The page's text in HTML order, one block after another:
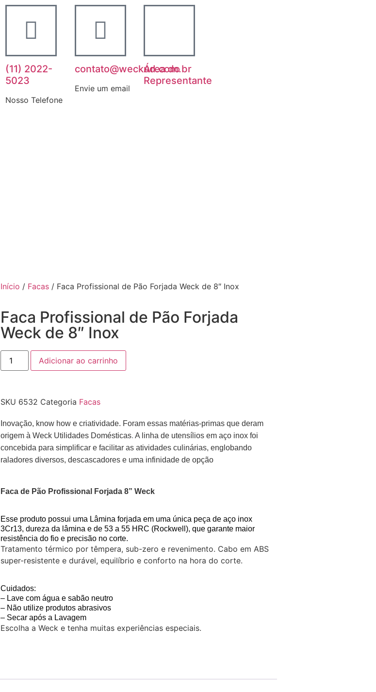
(11) 2022-
5023
Nosso Telefone
contato@weckud.com.br
Envie um email
Área do
Representante
Início / Facas / Faca Profissional de Pão Forjada Weck de 8″ Inox
Faca Profissional de Pão Forjada
Weck de 8″ Inox
Adicionar ao carrinho
SKU 6532 Categoria Facas
Inovação, know how e criatividade. Foram essas matérias-primas que deram
origem à Weck Utilidades Domésticas. A linha de utensílios em aço inox foi
concebida para simplificar e facilitar as atividades culinárias, englobando
raladores diversos, descascadores e uma infinidade de opção
Faca de Pão Profissional Forjada 8” Weck
Esse produto possui uma Lâmina forjada em uma única peça de aço inox
3Cr13, dureza da lâmina e de 53 a 55 HRC (Rockwell), que garante maior
resistência do fio e precisão no corte.
Tratamento térmico por têmpera, sub-zero e revenimento. Cabo em ABS
super-resistente e durável, equilíbrio e conforto na hora do corte.
Cuidados:
– Lave com água e sabão neutro
– Não utilize produtos abrasivos
– Secar após a Lavagem
Escolha a Weck e tenha muitas experiências especiais.